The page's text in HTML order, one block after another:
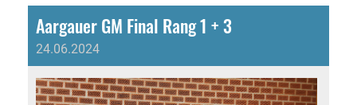
Aargauer GM Final Rang 1 + 3
24.06.2024